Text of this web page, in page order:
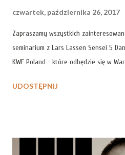
czwartek, października 26, 2017
Zapraszamy wszystkich
seminarium z Lars Lassen Sensei 5
KWF Poland - które odbędzie się w
UDOSTĘPNIJ